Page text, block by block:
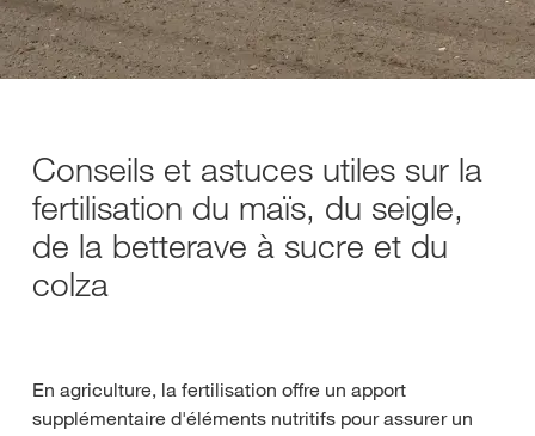
Conseils et astuces utiles sur la
fertilisation du maïs, du seigle,
de la betterave à sucre et du
colza
En agriculture, la fertilisation offre un apport
supplémentaire d'éléments nutritifs pour assurer un